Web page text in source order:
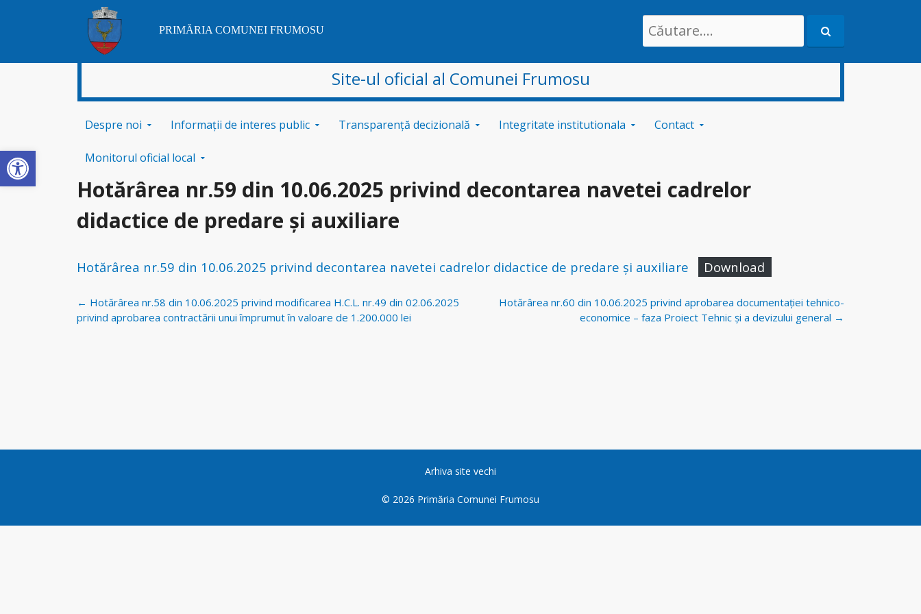
Deschide bara de unelte
PRIMĂRIA COMUNEI FRUMOSU
Search
for:
Site-ul oficial al Comunei Frumosu
Despre noi Informații de interes public Transparență decizională Integritate institutionala Contact
Monitorul oficial local
Hotărârea nr.59 din 10.06.2025 privind decontarea navetei cadrelor
didactice de predare și auxiliare
Hotărârea nr.59 din 10.06.2025 privind decontarea navetei cadrelor didactice de predare și auxiliare Download
Navigare
postări
← Hotărârea nr.58 din 10.06.2025 privind modificarea H.C.L. nr.49 din 02.06.2025
privind aprobarea contractării unui împrumut în valoare de 1.200.000 lei
Hotărârea nr.60 din 10.06.2025 privind aprobarea documentației tehnico-
economice – faza Proiect Tehnic și a devizului general →
Arhiva site vechi
© 2026 Primăria Comunei Frumosu